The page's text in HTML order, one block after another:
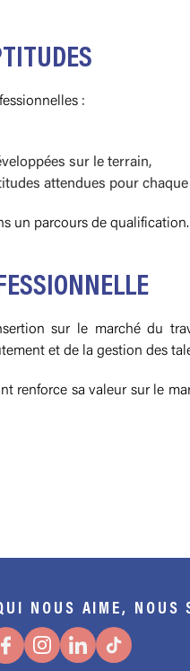
:
sur le terrain,
attendues pour
un parcours de qualification.
sur le marché du
et de la gestion des
sa valeur sur le
NOUS AIME, NOUS